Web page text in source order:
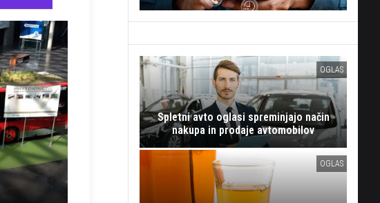
OGLAS
Spletni avto oglasi spreminjajo način
nakupa in prodaje avtomobilov
OGLAS